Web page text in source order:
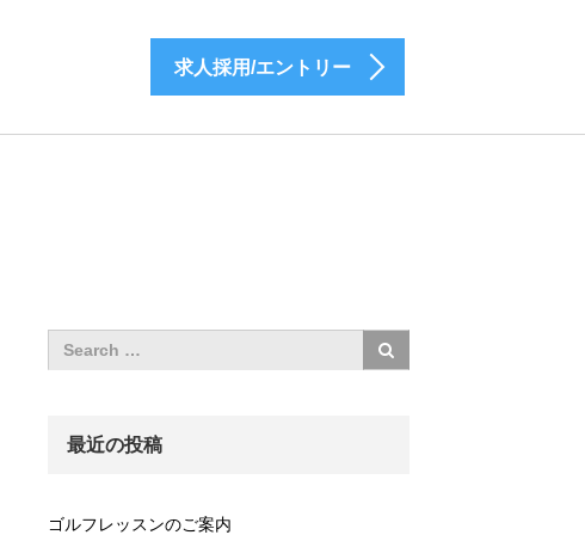
求人採用/エントリー
最近の投稿
ゴルフレッスンのご案内